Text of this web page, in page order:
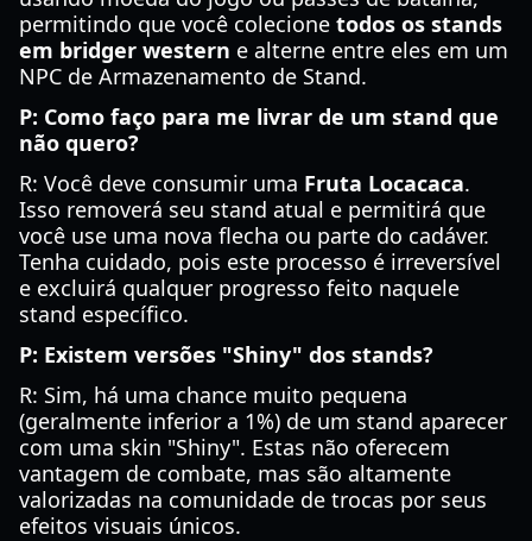
permitindo que você colecione todos os stands
em bridger western e alterne entre eles em um
NPC de Armazenamento de Stand.
P: Como faço para me livrar de um stand que
não quero?
R: Você deve consumir uma Fruta Locacaca.
Isso removerá seu stand atual e permitirá que
você use uma nova flecha ou parte do cadáver.
Tenha cuidado, pois este processo é irreversível
e excluirá qualquer progresso feito naquele
stand específico.
P: Existem versões "Shiny" dos stands?
R: Sim, há uma chance muito pequena
(geralmente inferior a 1%) de um stand aparecer
com uma skin "Shiny". Estas não oferecem
vantagem de combate, mas são altamente
valorizadas na comunidade de trocas por seus
efeitos visuais únicos.